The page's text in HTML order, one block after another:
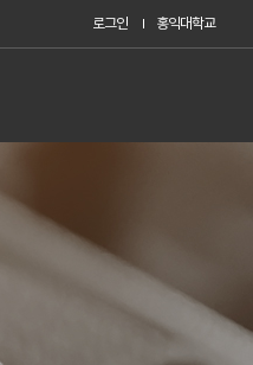
로그인 홍익대학교